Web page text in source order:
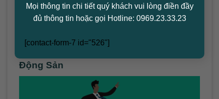
Mọi thông tin chi tiết quý khách vui lòng điền đầy
đủ thông tin hoặc gọi Hotline: 0969.23.33.23
[contact-form-7 id="526"]
Một nhược điểm nữa của quy tắc 1% là có xu
hướng hiệu quả với bất động sản giá rẻ, tầm trung
Động Sản